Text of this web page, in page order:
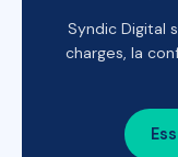
Syndic Digital
charges, la